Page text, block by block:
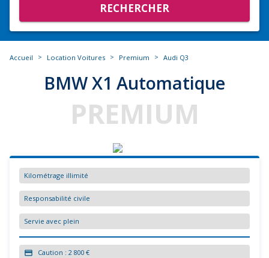
RECHERCHER
Accueil > Location Voitures > Premium > Audi Q3
BMW X1 Automatique
PREMIUM
Kilométrage illimité
Responsabilité civile
Servie avec plein
Caution : 2 800 €